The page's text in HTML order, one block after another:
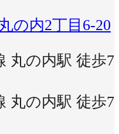
の内2丁目6-20
丸の内駅 徒歩7
丸の内駅 徒歩7